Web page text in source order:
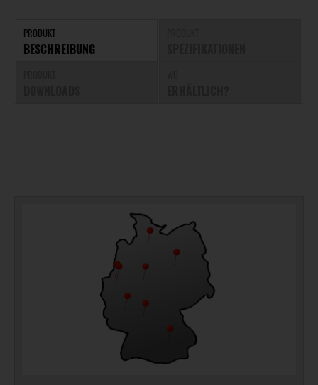
PRODUKT
BESCHREIBUNG